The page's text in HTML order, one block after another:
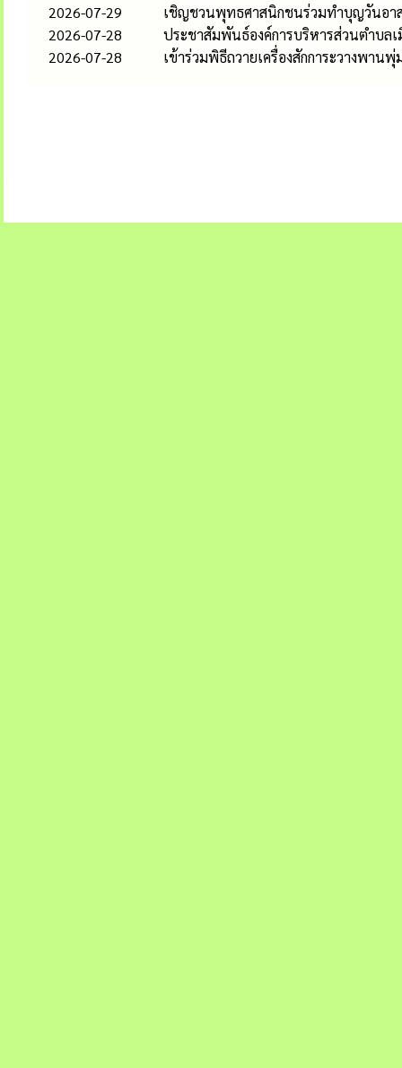
2026-07-29
เชิญชวนพุทธศาสนิกชนร่วมทำบุญวันอา
2026-07-28
ประชาสัมพันธ์องค์การบริหารส่วนตำบลเ
2026-07-28
เข้าร่วมพิธีถวายเครื่องสักการะวางพา